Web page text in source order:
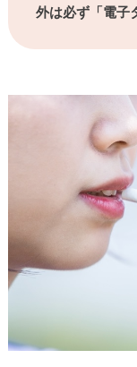
外は必ず「電子